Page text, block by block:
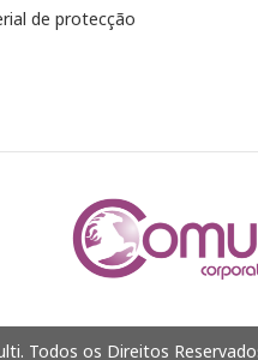
de protecção
Todos os Direitos